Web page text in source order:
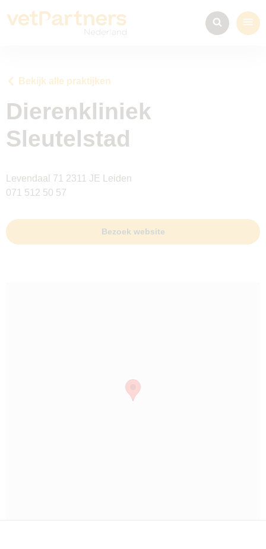
Bekijk alle praktijken
Dierenkliniek
Sleutelstad
Levendaal 71 2311 JE Leiden
071 512 50 57
Bezoek website